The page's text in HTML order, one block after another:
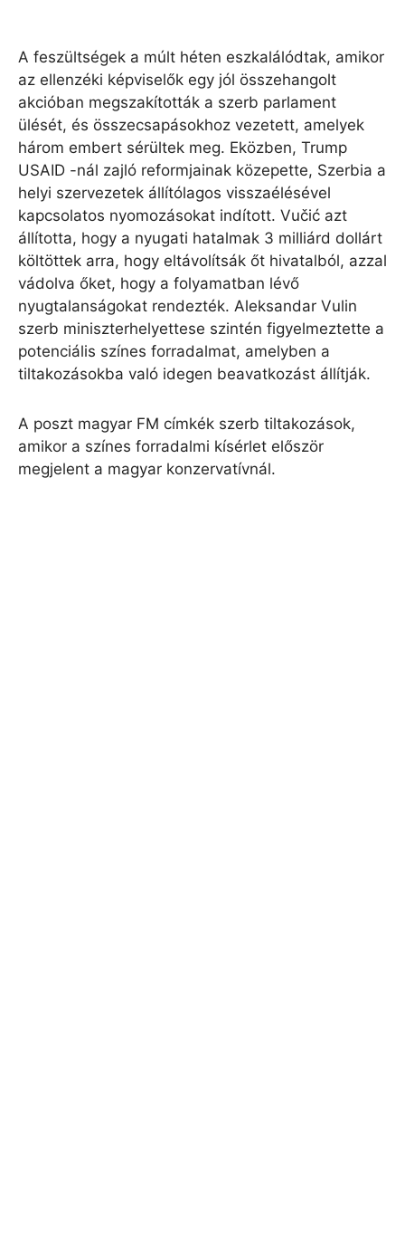
A feszültségek a múlt héten eszkalálódtak, amikor
az ellenzéki képviselők egy jól összehangolt
akcióban megszakították a szerb parlament
ülését, és összecsapásokhoz vezetett, amelyek
három embert sérültek meg. Eközben, Trump
USAID -nál zajló reformjainak közepette, Szerbia a
helyi szervezetek állítólagos visszaélésével
kapcsolatos nyomozásokat indított. Vučić azt
állította, hogy a nyugati hatalmak 3 milliárd dollárt
költöttek arra, hogy eltávolítsák őt hivatalból, azzal
vádolva őket, hogy a folyamatban lévő
nyugtalanságokat rendezték. Aleksandar Vulin
szerb miniszterhelyettese szintén figyelmeztette a
potenciális színes forradalmat, amelyben a
tiltakozásokba való idegen beavatkozást állítják.
A poszt magyar FM címkék szerb tiltakozások,
amikor a színes forradalmi kísérlet először
megjelent a magyar konzervatívnál.